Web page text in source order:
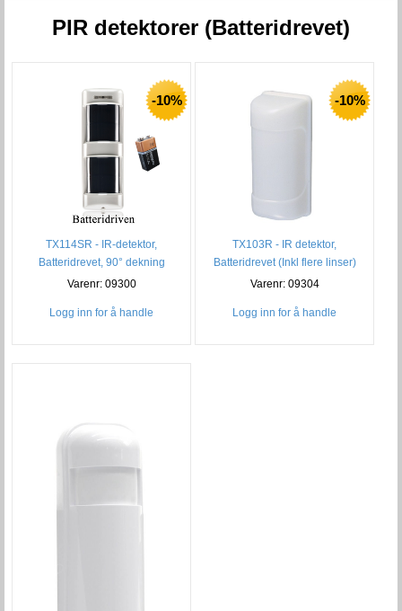
PIR detektorer (Batteridrevet)
-10%
TX114SR - IR-detektor,
Batteridrevet, 90° dekning
Varenr: 09300
Logg inn for å handle
-10%
TX103R - IR detektor,
Batteridrevet (Inkl flere linser)
Varenr: 09304
Logg inn for å handle